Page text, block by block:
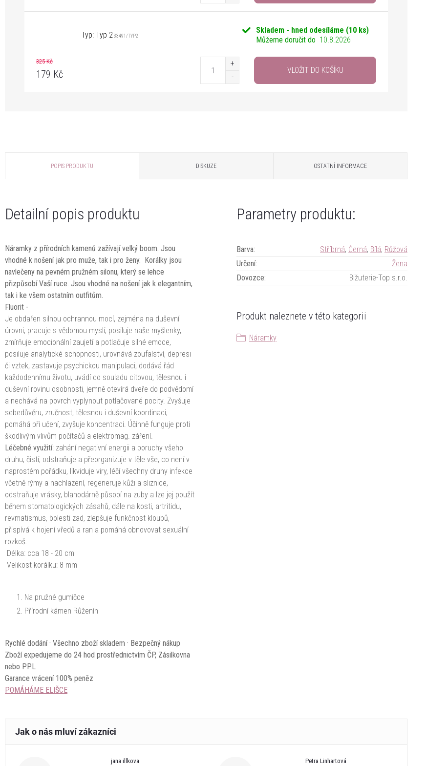
Typ: Typ 233491/TYP2
Skladem - hned odesíláme (10 ks)
Můžeme doručit do 10.8.2026
325 Kč
179 Kč VLOŽIT DO KOŠÍKU
POPIS PRODUKTU DISKUZE OSTATNÍ INFORMACE
Detailní popis produktu
Náramky z přírodních kamenů zažívají velký boom. Jsou
vhodné k nošení jak pro muže, tak i pro ženy. Korálky jsou
navlečeny na pevném pružném silonu, který se lehce
přizpůsobí Vaší ruce. Jsou vhodné na nošení jak k elegantním,
tak i ke všem ostatním outfitům.
Fluorit -
Je obdařen silnou ochrannou mocí, zejména na duševní
úrovni, pracuje s vědomou myslí, posiluje naše myšlenky,
zmírňuje emocionální zaujetí a potlačuje silné emoce,
posiluje analytické schopnosti, urovnává zoufalství, depresi
či vztek, zastavuje psychickou manipulaci, dodává řád
každodennímu životu, uvádí do souladu citovou, tělesnou i
duševní rovinu osobnosti, jemně otevírá dveře do podvědomí
a nechává na povrch vyplynout potlačované pocity. Zvyšuje
sebedůvěru, zručnost, tělesnou i duševní koordinaci,
pomáhá při učení, zvyšuje koncentraci. Účinně funguje proti
škodlivým vlivům počítačů a elektromag. záření.
Léčebné využití: zahání negativní energii a poruchy všeho
druhu, čistí, odstraňuje a přeorganizuje v těle vše, co není v
naprostém pořádku, likviduje viry, léčí všechny druhy infekce
včetně rýmy a nachlazení, regeneruje kůži a sliznice,
odstraňuje vrásky, blahodárně působí na zuby a lze jej použít
během stomatologických zásahů, dále na kosti, artritidu,
revmatismus, bolesti zad, zlepšuje funkčnost kloubů,
přispívá k hojení vředů a ran a pomáhá obnovovat sexuální
rozkoš.
Délka: cca 18 - 20 cm
Velikost korálku: 8 mm
Na pružné gumičce
Přírodní kámen Růženín
Rychlé dodání · Všechno zboží skladem · Bezpečný nákup
Zboží expedujeme do 24 hod prostřednictvím ČP, Zásilkovna
nebo PPL
Garance vrácení 100% peněz
POMÁHÁME ELIŠCE
Parametry produktu:
Barva: Stříbrná, Černá, Bílá, Růžová
Určení:
Žena
Dovozce: Bižuterie-Top s.r.o.
Produkt naleznete v této kategorii
Náramky
jana illkova Petra Linhartová